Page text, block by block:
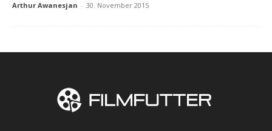
Arthur Awanesjan - 30. November 2015